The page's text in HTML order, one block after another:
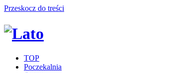
Przeskocz do treści
TOP
Poczekalnia